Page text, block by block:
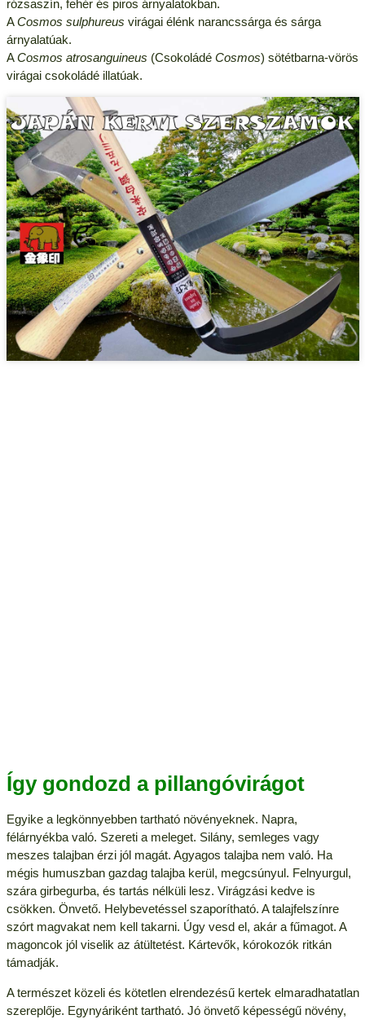
rózsaszín, fehér és piros árnyalatokban.
ACosmos sulphureus virágai élénk narancssárga és sárga
árnyalatúak.
ACosmos atrosanguineus (Csokoládé Cosmos) sötétbarna-vörös
virágai csokoládé illatúak.
Így gondozd a pillangóvirágot
Egyike a legkönnyebben tartható növényeknek. Napra,
félárnyékba való. Szereti a meleget. Silány, semleges vagy
meszes talajban érzi jól magát. Agyagos talajba nem való. Ha
mégis humuszban gazdag talajba kerül, megcsúnyul. Felnyurgul,
szára girbegurba, és tartás nélküli lesz. Virágzási kedve is
csökken. Önvető. Helybevetéssel szaporítható. A talajfelszínre
szórt magvakat nem kell takarni. Úgy vesd el, akár a fűmagot. A
magoncok jól viselik az átültetést. Kártevők, kórokozók ritkán
támadják.
A természet közeli és kötetlen elrendezésű kertek elmaradhatatlan
szereplője. Egynyáriként tartható. Jó önvető képességű növény,